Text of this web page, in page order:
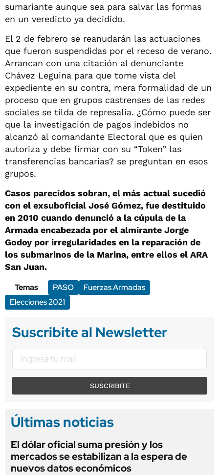
sumariante aunque sea para salvar las formas
en un veredicto ya decidido.
El 2 de febrero se reanudarán las actuaciones
que fueron suspendidas por el receso de verano.
Arrancan con una citación al denunciante
Chávez Leguina para que tome vista del
expediente en su contra, mera formalidad de un
proceso que en grupos castrenses de las redes
sociales se tilda de represalia. ¿Cómo puede ser
que la investigación de pagos indebidos no
alcanzó al comandante Electoral que es quien
autoriza y debe firmar con su “Token” las
transferencias bancarias? se preguntan en esos
grupos.
Casos parecidos sobran, el más actual sucedió
con el exsuboficial José Gómez, fue destituido
en 2010 cuando denunció a la cúpula de la
Armada encabezada por el almirante Jorge
Godoy por irregularidades en la reparación de
los submarinos de la Marina, entre ellos el ARA
San Juan.
Temas
PASO
Fuerzas Armadas
Elecciones 2021
Suscribite al Newsletter
SUSCRIBITE
Últimas noticias
El dólar oficial suma presión y los
mercados se estabilizan a la espera de
nuevos datos económicos